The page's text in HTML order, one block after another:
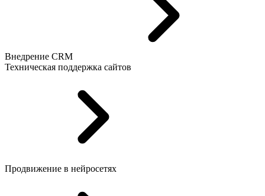
Внедрение CRM
Техническая поддержка сайтов
Продвижение в нейросетях